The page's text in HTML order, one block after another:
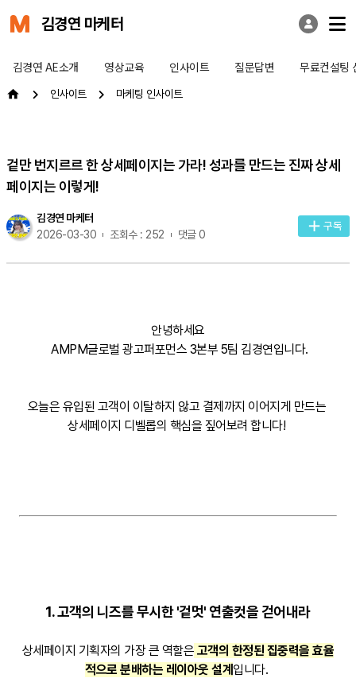
김경연 마케터
김경연 AE소개 영상교육 인사이트 질문답변 무료컨설팅
인사이트 마케팅 인사이트
겉만 번지르르 한 상세페이지는 가라! 성과를 만드는 진짜 상세
페이지는 이렇게!
김경연 마케터
2026-03-30
조회수 : 252 댓글 0
구독
안녕하세요
AMPM글로벌 광고퍼포먼스 3본부 5팀 김경연입니다.
오늘은 유입된 고객이 이탈하지 않고 결제까지 이어지게 만드는
상세페이지 디벨롭의 핵심을 짚어보려 합니다!
1. 고객의 니즈를 무시한 '겉멋' 연출컷을 걷어내라
상세페이지 기획자의 가장 큰 역할은 고객의 한정된 집중력을 효율
적으로 분배하는 레이아웃 설계 입니다.